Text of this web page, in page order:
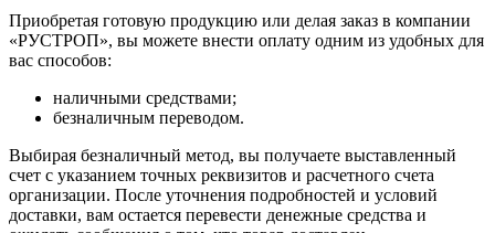
Приобретая готовую продукцию или делая заказ в компании
«РУСТРОП», вы можете внести оплату одним из удобных для
вас способов:
наличными средствами;
безналичным переводом.
Выбирая безналичный метод, вы получаете выставленный
счет с указанием точных реквизитов и расчетного счета
организации. После уточнения подробностей и условий
доставки, вам остается перевести денежные средства и